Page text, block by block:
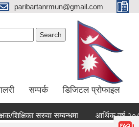
paribartanrmun@gmail.com
सम्पर्क डिजिटल प्रोफाइल
सरुवा सम्बन्धमा आर्थिक वर्ष २०८२ ८३